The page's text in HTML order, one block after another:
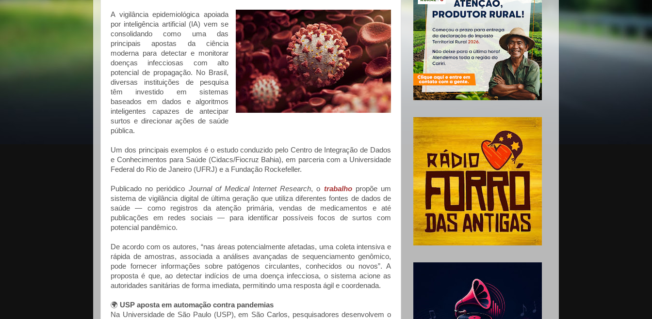
A vigilância epidemiológica apoiada
por inteligência artificial (IA) vem se
consolidando como uma das
principais apostas da ciência
moderna para detectar e monitorar
doenças infecciosas com alto
potencial de propagação. No Brasil,
diversas instituições de pesquisa
têm investido em sistemas
baseados em dados e algoritmos
inteligentes capazes de antecipar
surtos e direcionar ações de saúde
pública.
Um dos principais exemplos é o estudo conduzido pelo Centro de Integração de Dados
e Conhecimentos para Saúde (Cidacs/Fiocruz Bahia), em parceria com a Universidade
Federal do Rio de Janeiro (UFRJ) e a Fundação Rockefeller.
Publicado no periódico Journal of Medical Internet Research, o trabalhopropõe um
sistema de vigilância digital de última geração que utiliza diferentes fontes de dados de
saúde — como registros da atenção primária, vendas de medicamentos e até
publicações em redes sociais — para identificar possíveis focos de surtos com
potencial pandêmico.
De acordo com os autores, “nas áreas potencialmente afetadas, uma coleta intensiva e
rápida de amostras, associada a análises avançadas de sequenciamento genômico,
pode fornecer informações sobre patógenos circulantes, conhecidos ou novos”. A
proposta é que, ao detectar indícios de uma doença infecciosa, o sistema acione as
autoridades sanitárias de forma imediata, permitindo uma resposta ágil e coordenada.
🌍 USP aposta em automação contra pandemias
Na Universidade de São Paulo (USP), em São Carlos, pesquisadores desenvolvem o